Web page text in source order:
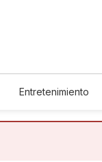
Entretenimiento